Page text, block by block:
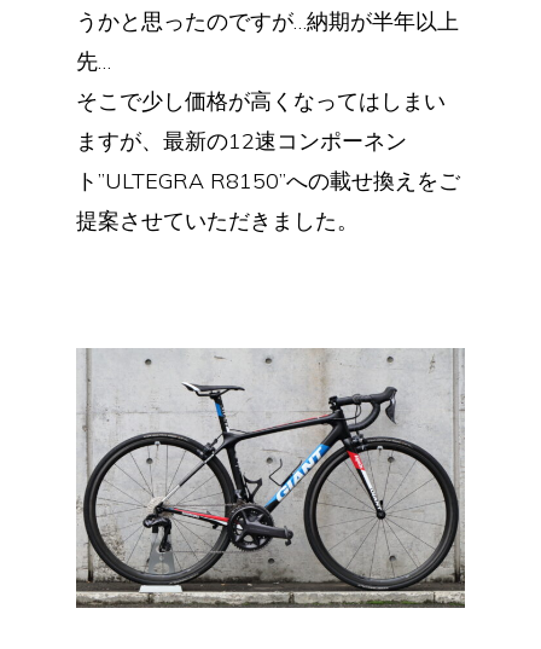
うかと思ったのですが…納期が半年以上
先…
そこで少し価格が高くなってはしまい
ますが、最新の12速コンポーネン
ト”ULTEGRA R8150”への載せ換えをご
提案させていただきました。